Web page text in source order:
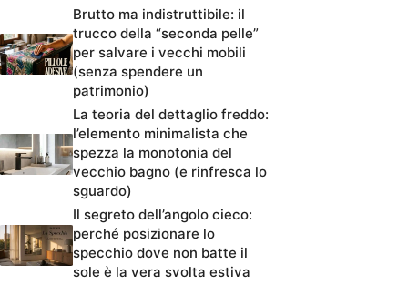
Brutto ma indistruttibile: il
trucco della “seconda pelle”
per salvare i vecchi mobili
(senza spendere un
patrimonio)
La teoria del dettaglio freddo:
l’elemento minimalista che
spezza la monotonia del
vecchio bagno (e rinfresca lo
sguardo)
Il segreto dell’angolo cieco:
perché posizionare lo
specchio dove non batte il
sole è la vera svolta estiva